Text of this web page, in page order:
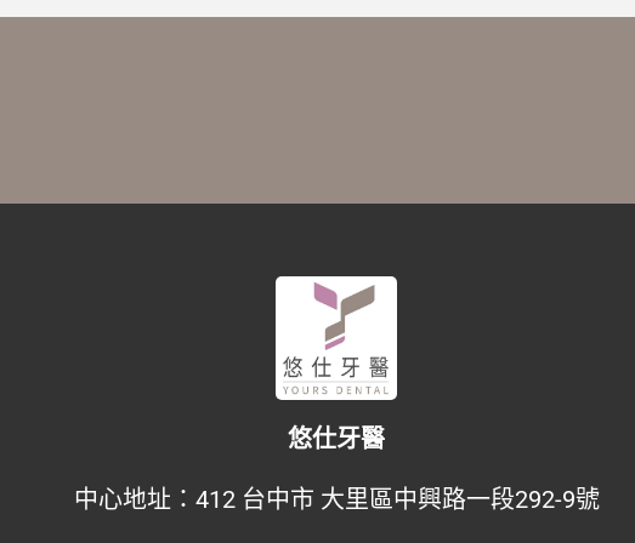
悠仕牙醫
中心地址： 412 台中市 大里區中興路一段292-9號